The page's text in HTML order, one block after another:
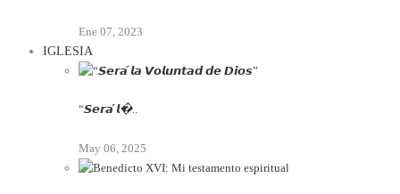
Ene 07, 2023
IGLESIA
“𝙎𝙚𝙧𝙖́ 𝙡�..
May 06, 2025